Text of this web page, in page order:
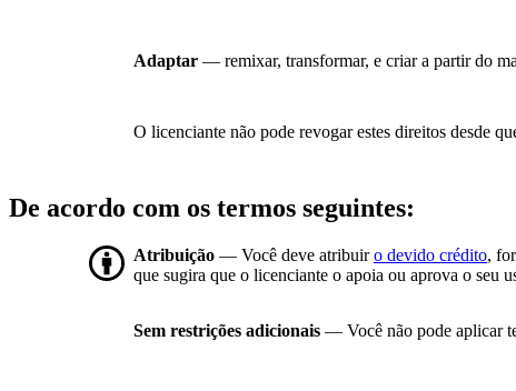
Adaptar — remixar, transformar, e criar a partir do
O licenciante não pode revogar estes direitos desde
De acordo com os termos seguintes:
Atribuição — Você deve atribuiro devido crédito,
que sugira que o licenciante o apoia ou aprova o seu
Sem restrições adicionais — Você não pode aplicar